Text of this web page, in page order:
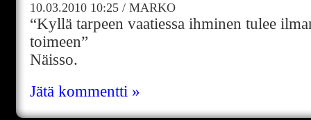
10.03.2010 10:25 / MARKO
“Kyllä tarpeen vaatiessa ihminen tulee
toimeen”
Näisso.
Jätä kommentti »